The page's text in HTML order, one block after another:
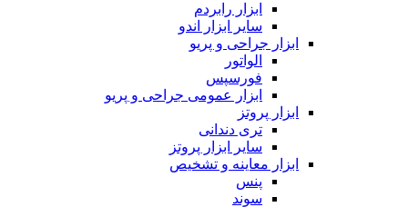
ابزار رابردم
سایر ابزار اندو
ابزار جراحی و پریو
الواتور
فورسپس
ابزار عمومی جراحی و پریو
ابزار پروتز
تری دندانی
سایر ابزار پروتز
ابزار معاینه و تشخیص
پنس
سوند